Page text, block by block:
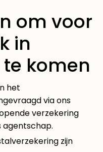
om voor
in
komen
het
via ons
verzekering
zijn